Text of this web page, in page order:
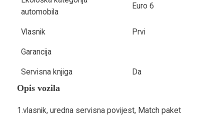
automobila
Euro 6
Vlasnik Prvi
Garancija
Servisna knjiga Da
Opis vozila
1.vlasnik, uredna servisna povijest, Match paket